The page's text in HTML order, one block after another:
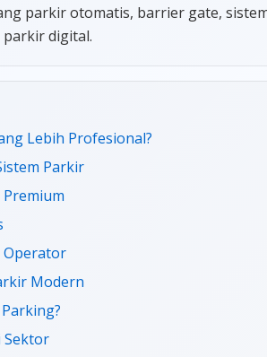
parkir otomatis, barrier gate,
digital.
Lebih Profesional?
Parkir
Operator
Modern
Sektor